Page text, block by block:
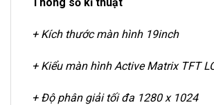
Thông số kĩ thuật
+ Kích thước màn hình 19inch
+ Kiểu màn hình Active Matrix TFT
+ Độ phân giải tối đa 1280 x 1024